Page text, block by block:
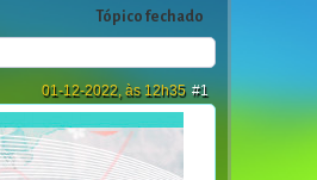
Tópico fechado
#1
01-12-2022, às 12h35